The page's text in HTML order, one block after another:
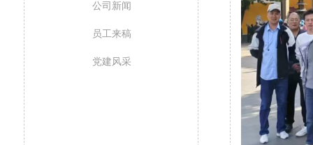
公司新闻
员工来稿
党建风采